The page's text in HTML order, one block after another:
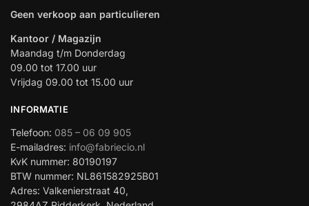
Geen verkoop aan particulieren
Kantoor / Magazijn
Maandag t/m Donderdag
09.00 tot 17.00 uur
Vrijdag 09.00 tot 15.00 uur
INFORMATIE
Telefoon: 085 – 06 09 905
E-mailadres: info@fabriecio.nl
KvK nummer: 80190197
BTW nummer: NL861582925B01
Adres: Valkenierstraat 40,